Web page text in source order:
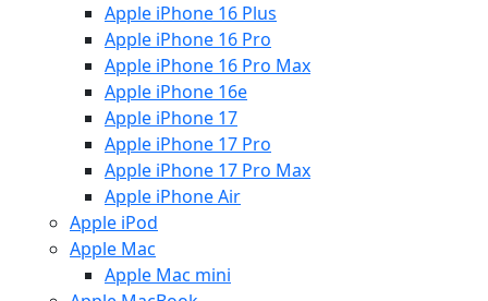
Apple iPhone 16 Plus
Apple iPhone 16 Pro
Apple iPhone 16 Pro Max
Apple iPhone 16e
Apple iPhone 17
Apple iPhone 17 Pro
Apple iPhone 17 Pro Max
Apple iPhone Air
Apple iPod
Apple Mac
Apple Mac mini